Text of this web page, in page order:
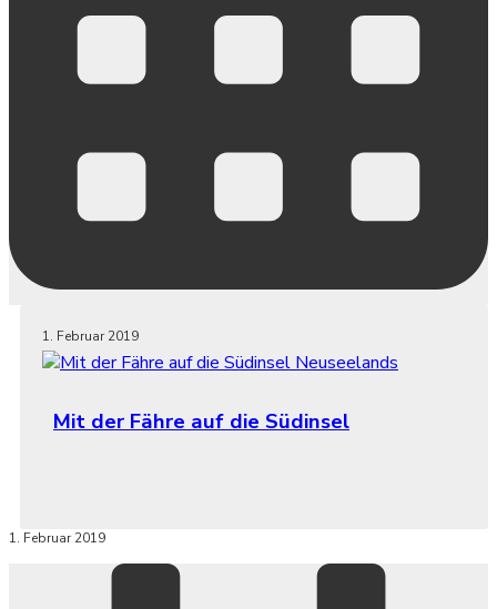
1. Februar 2019
Mit der Fähre auf die Südinsel
1. Februar 2019